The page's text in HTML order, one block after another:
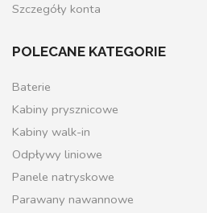
Szczegóły konta
POLECANE KATEGORIE
Baterie
Kabiny prysznicowe
Kabiny walk-in
Odpływy liniowe
Panele natryskowe
Parawany nawannowe